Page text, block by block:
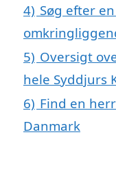
4) Søg efter
5) Oversigt
hele Syddjurs
6) Find en
Danmark